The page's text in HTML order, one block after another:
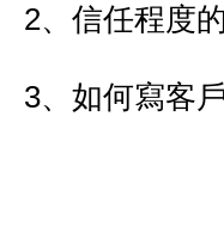
2、信任程度
3、如何寫客